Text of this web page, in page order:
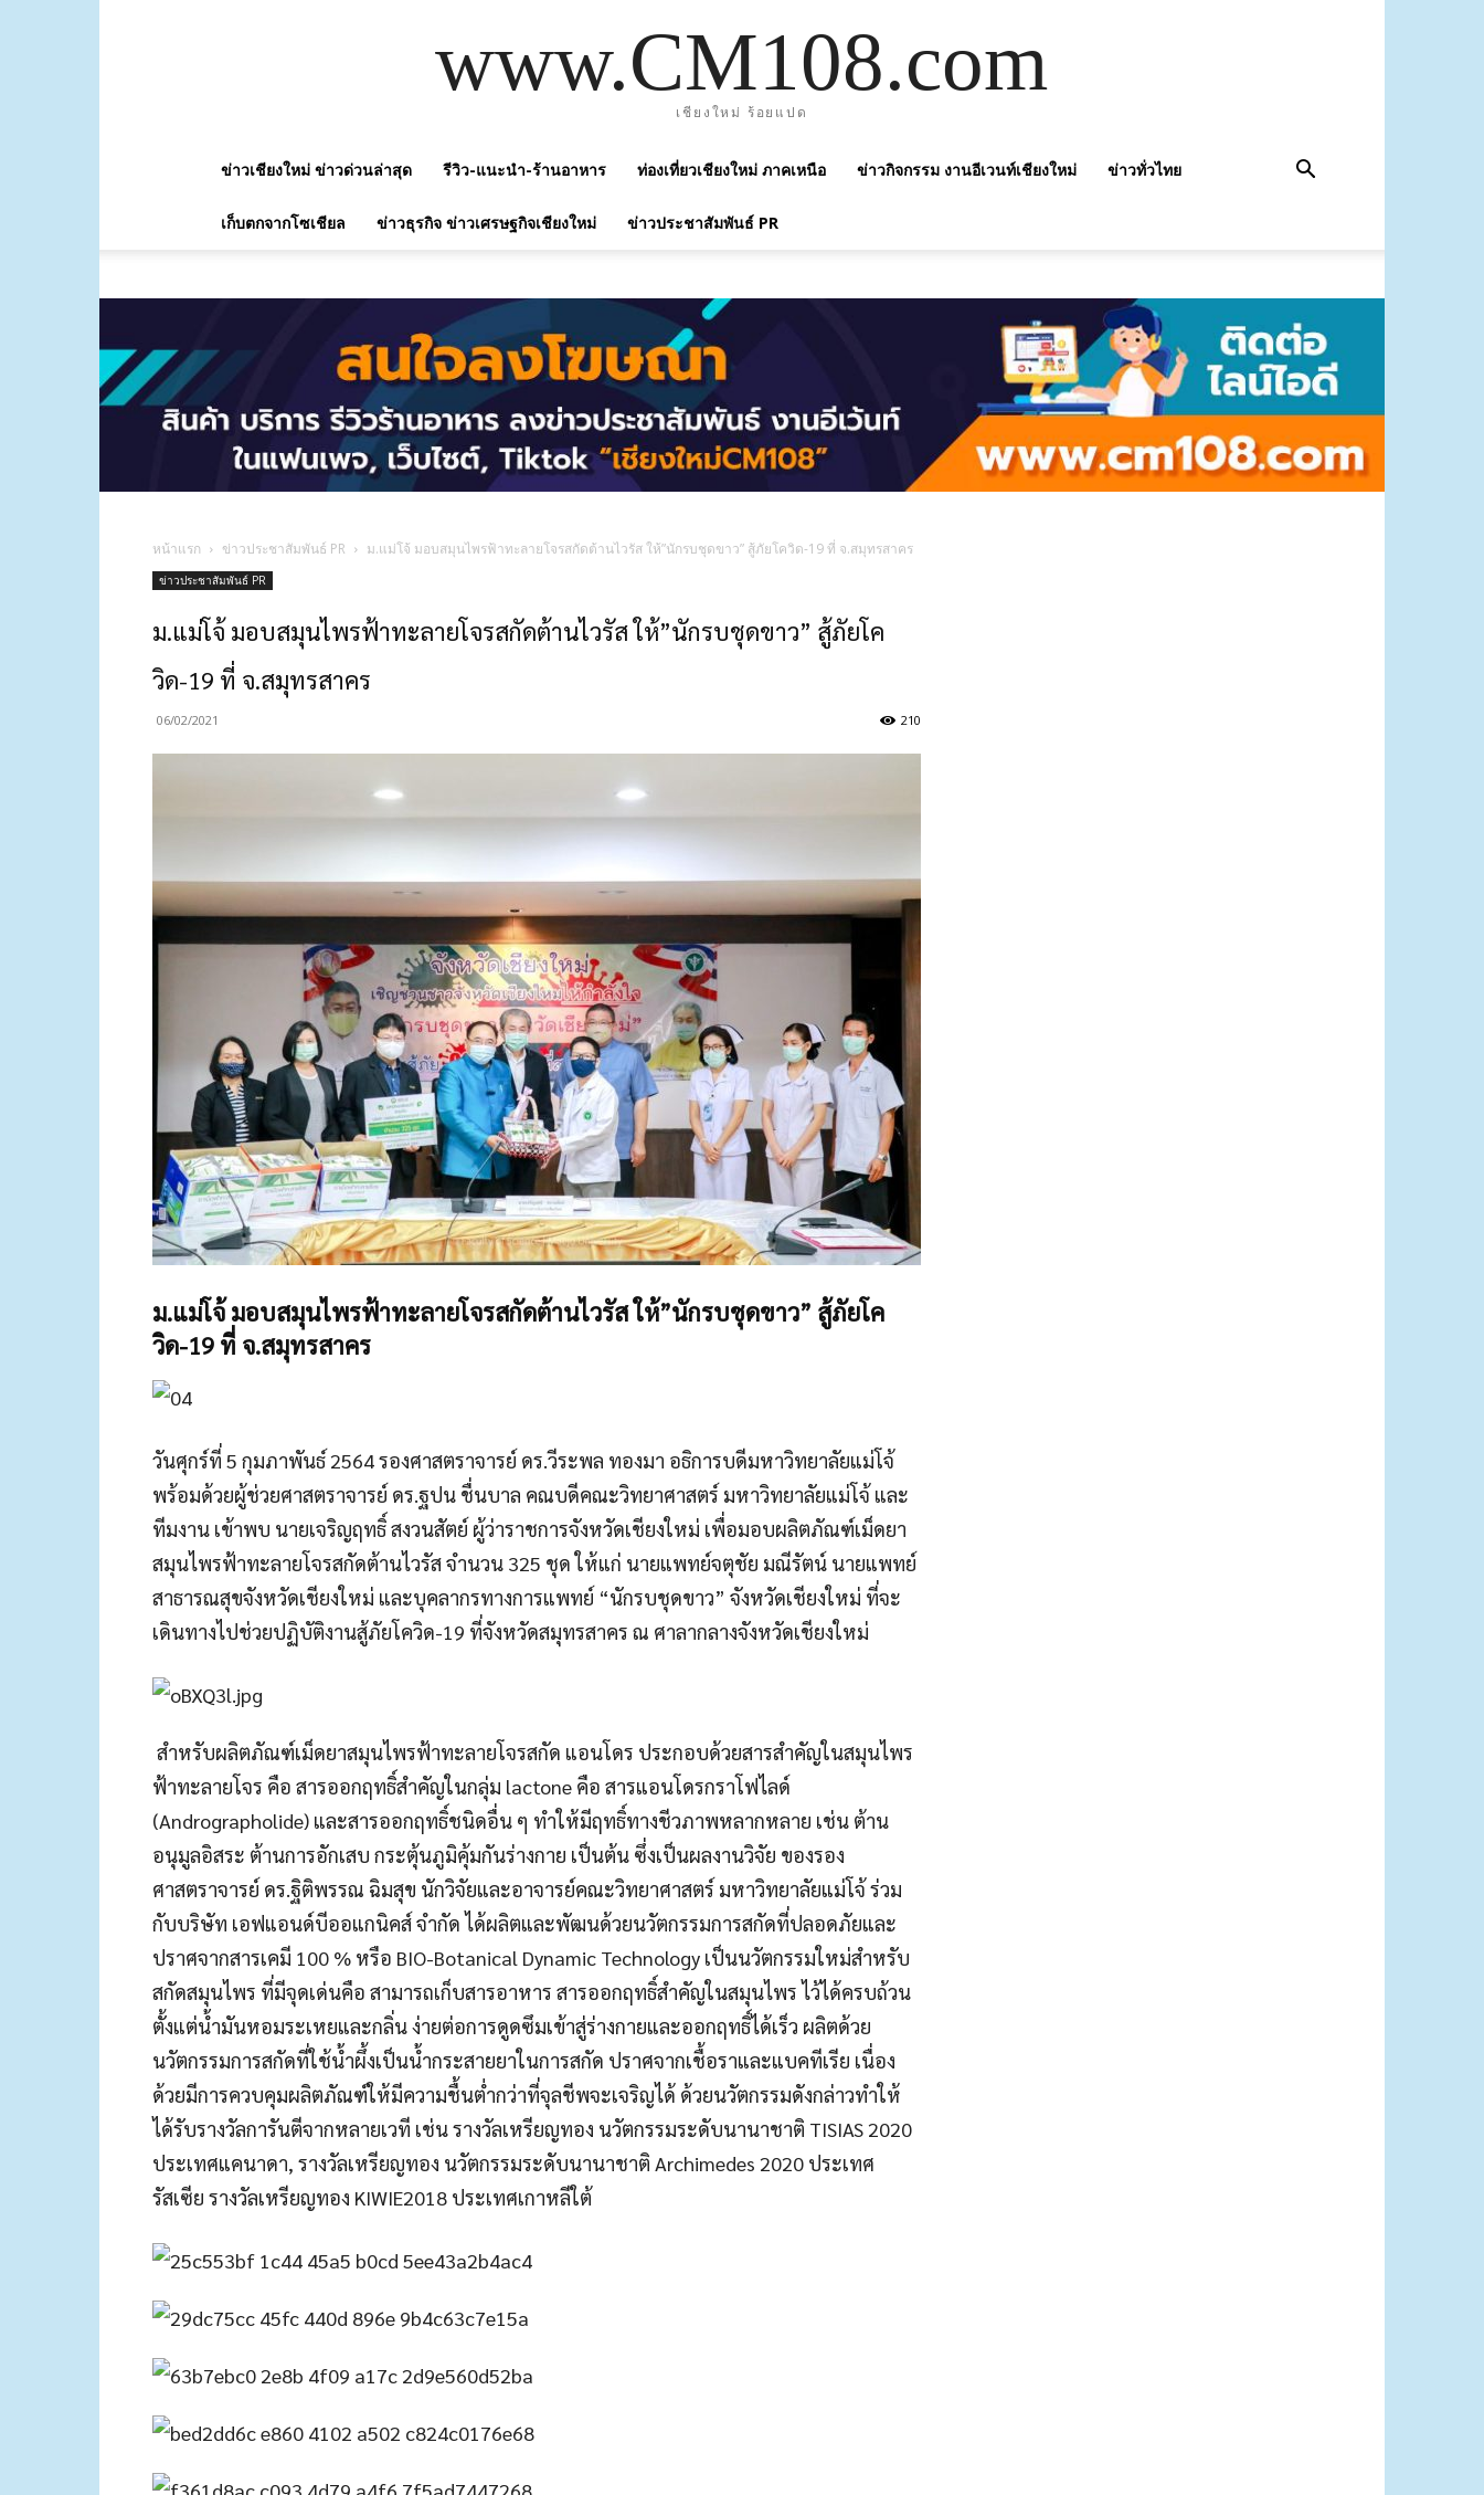
www.CM108.com
เชียงใหม่ ร้อยแปด
ข่าวเชียงใหม่ ข่าวด่วนล่าสุด รีวิว-แนะนำ-ร้านอาหาร ท่องเที่ยวเชียงใหม่ ภาคเหนือ ข่าวกิจกรรม งานอีเวนท์เชียงใหม่ ข่าวทั่วไทย
เก็บตกจากโซเชียล ข่าวธุรกิจ ข่าวเศรษฐกิจเชียงใหม่ ข่าวประชาสัมพันธ์ PR
หน้าแรก ข่าวประชาสัมพันธ์ PR ม.แม่โจ้ มอบสมุนไพรฟ้าทะลายโจรสกัดต้านไวรัส ให้”นักรบชุดขาว” สู้ภัยโควิด-19 ที่ จ.สมุทรสาคร
ข่าวประชาสัมพันธ์ PR
ม.แม่โจ้ มอบสมุนไพรฟ้าทะลายโจรสกัดต้านไวรัส ให้”นักรบชุดขาว” สู้ภัยโค
วิด-19 ที่ จ.สมุทรสาคร
06/02/2021 210
ม.แม่โจ้ มอบสมุนไพรฟ้าทะลายโจรสกัดต้านไวรัส ให้”นักรบชุดขาว” สู้ภัยโค
วิด-19 ที่ จ.สมุทรสาคร
วันศุกร์ที่ 5 กุมภาพันธ์ 2564 รองศาสตราจารย์ ดร.วีระพล ทองมา อธิการบดีมหาวิทยาลัยแม่โจ้
พร้อมด้วยผู้ช่วยศาสตราจารย์ ดร.ฐปน ชื่นบาล คณบดีคณะวิทยาศาสตร์ มหาวิทยาลัยแม่โจ้ และ
ทีมงาน เข้าพบ นายเจริญฤทธิ์ สงวนสัตย์ ผู้ว่าราชการจังหวัดเชียงใหม่ เพื่อมอบผลิตภัณฑ์เม็ดยา
สมุนไพรฟ้าทะลายโจรสกัดต้านไวรัส จำนวน 325 ชุด ให้แก่ นายแพทย์จตุชัย มณีรัตน์ นายแพทย์
สาธารณสุขจังหวัดเชียงใหม่ และบุคลากรทางการแพทย์ “นักรบชุดขาว” จังหวัดเชียงใหม่ ที่จะ
เดินทางไปช่วยปฏิบัติงานสู้ภัยโควิด-19 ที่จังหวัดสมุทรสาคร ณ ศาลากลางจังหวัดเชียงใหม่
สำหรับผลิตภัณฑ์เม็ดยาสมุนไพรฟ้าทะลายโจรสกัด แอนโดร ประกอบด้วยสารสำคัญในสมุนไพร
ฟ้าทะลายโจร คือ สารออกฤทธิ์สำคัญในกลุ่ม lactone คือ สารแอนโดรกราโฟไลด์
(Andrographolide) และสารออกฤทธิ์ชนิดอื่น ๆ ทำให้มีฤทธิ์ทางชีวภาพหลากหลาย เช่น ต้าน
อนุมูลอิสระ ต้านการอักเสบ กระตุ้นภูมิคุ้มกันร่างกาย เป็นต้น ซึ่งเป็นผลงานวิจัย ของรอง
ศาสตราจารย์ ดร.ฐิติพรรณ ฉิมสุข นักวิจัยและอาจารย์คณะวิทยาศาสตร์ มหาวิทยาลัยแม่โจ้ ร่วม
กับบริษัท เอฟแอนด์บีออแกนิคส์ จำกัด ได้ผลิตและพัฒนด้วยนวัตกรรมการสกัดที่ปลอดภัยและ
ปราศจากสารเคมี 100 % หรือ BIO-Botanical Dynamic Technology เป็นนวัตกรรมใหม่สำหรับ
สกัดสมุนไพร ที่มีจุดเด่นคือ สามารถเก็บสารอาหาร สารออกฤทธิ์สำคัญในสมุนไพร ไว้ได้ครบถ้วน
ตั้งแต่น้ำมันหอมระเหยและกลิ่น ง่ายต่อการดูดซึมเข้าสู่ร่างกายและออกฤทธิ์ได้เร็ว ผลิตด้วย
นวัตกรรมการสกัดที่ใช้น้ำผึ้งเป็นน้ำกระสายยาในการสกัด ปราศจากเชื้อราและแบคทีเรีย เนื่อง
ด้วยมีการควบคุมผลิตภัณฑ์ให้มีความชื้นต่ำกว่าที่จุลชีพจะเจริญได้ ด้วยนวัตกรรมดังกล่าวทำให้
ได้รับรางวัลการันตีจากหลายเวที เช่น รางวัลเหรียญทอง นวัตกรรมระดับนานาชาติ TISIAS 2020
ประเทศแคนาดา, รางวัลเหรียญทอง นวัตกรรมระดับนานาชาติ Archimedes 2020 ประเทศ
รัสเซีย รางวัลเหรียญทอง KIWIE2018 ประเทศเกาหลีใต้